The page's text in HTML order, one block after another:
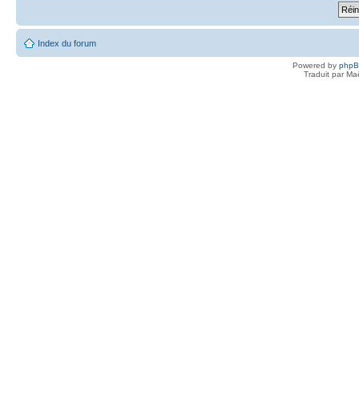
Index du forum
Powered by
Traduit par